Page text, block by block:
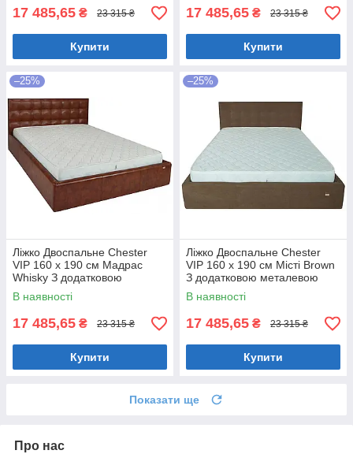
17 485,65 ₴ 23 315 ₴
Купити
17 485,65 ₴ 23 315 ₴
Купити
–25%
Ліжко Двоспальне Chester
VIP 160 х 190 см Мадрас
Whisky З додатковою
металевою цільнозварною
рамою Коричневий
В наявності
17 485,65 ₴ 23 315 ₴
Купити
–25%
Ліжко Двоспальне Chester
VIP 160 х 190 см Місті Brown
З додатковою металевою
цільнозварною рамою
Коричневий
В наявності
17 485,65 ₴ 23 315 ₴
Купити
Показати ще
Про нас